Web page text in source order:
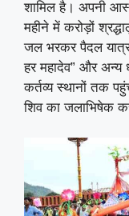
शामिल है। अपनी
महीने में करोड़ों
जल भरकर पैदल
हर महादेव” और अन्य
कर्तव्य स्थानों तक
शिव का जलाभिषेक